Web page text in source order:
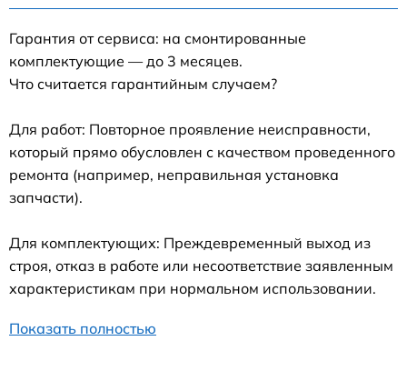
Гарантия от сервиса: на смонтированные
комплектующие — до 3 месяцев.
Что считается гарантийным случаем?
Для работ: Повторное проявление неисправности,
который прямо обусловлен с качеством проведенного
ремонта (например, неправильная установка
запчасти).
Для комплектующих: Преждевременный выход из
строя, отказ в работе или несоответствие заявленным
характеристикам при нормальном использовании.
Показать полностью